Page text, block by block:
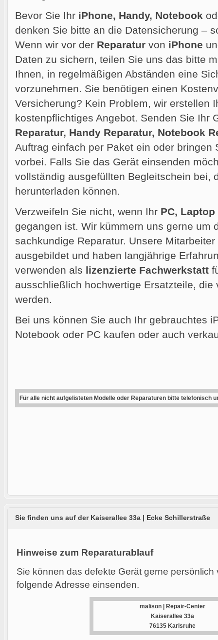
Bevor Sie Ihr iPhone, Handy, Notebook
denken Sie bitte an die Datensicherung –
Wenn wir vor der Reparatur von iPhone
Daten zu sichern, teilen Sie uns das bitte
Ihnen, in regelmäßigen Abständen eine
vorzunehmen. Sie benötigen einen
Versicherung? Kein Problem, wir erstellen
kostenpflichtiges Angebot. Senden Sie Ihr
Reparatur, Handy Reparatur, Notebook
Auftrag einfach per Paket ein oder bringen
vorbei. Falls Sie das Gerät einsenden
vollständig ausgefüllten Begleitschein bei,
herunterladen können.
Verzweifeln Sie nicht, wenn Ihr PC, Laptop
gegangen ist. Wir kümmern uns gerne um
sachkundige Reparatur. Unsere
ausgebildet und haben langjährige
verwenden als lizenzierte Fachwerkstatt
ausschließlich hochwertige Ersatzteile, die
werden.
Bei uns können Sie auch Ihr gebrauchtes
Notebook oder PC kaufen oder auch
Für alle nicht aufgelisteten Modelle oder Reparaturen bitte telefonisch
Sie finden uns auf der Kaiserallee 33a | Ecke Schillerstraße
Hinweise zum Reparaturablauf
Sie können das defekte Gerät gerne
folgende Adresse einsenden.
malison | Repair-Center
Kaiserallee 33a
76135 Karlsruhe